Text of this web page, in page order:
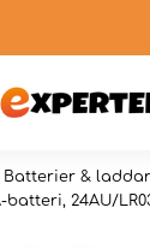
Batterier &
batteri, 24AU/